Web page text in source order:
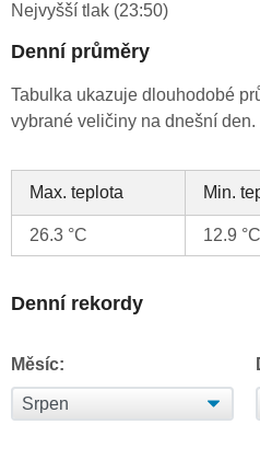
Nejvyšší tlak (23:50)
Denní průměry
Tabulka ukazuje dlouhodobé
vybrané veličiny na dnešní den.
Max. teplota Min.
26.3 °C 12.9 °C
Denní rekordy
Měsíc: